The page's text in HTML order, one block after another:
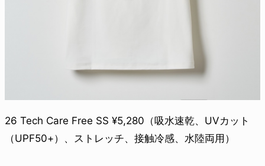
26 Tech Care Free SS ¥5,280（吸水速乾、UVカット
（UPF50+）、ストレッチ、接触冷感、水陸両用）